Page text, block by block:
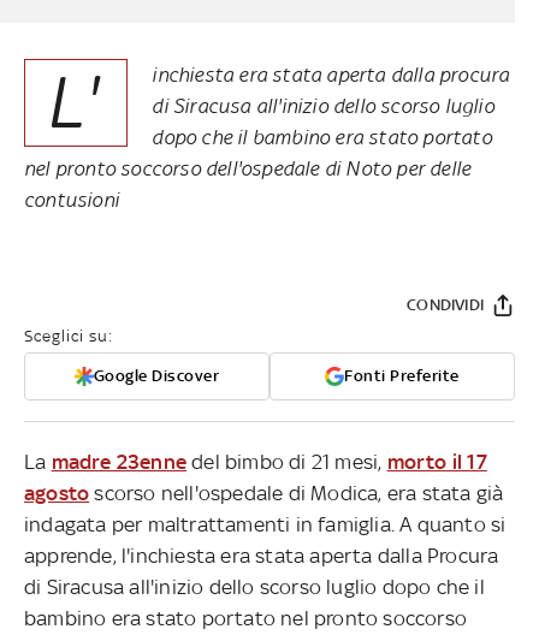
L'
inchiesta era stata aperta dalla procura
di Siracusa all'inizio dello scorso luglio
dopo che il bambino era stato portato
nel pronto soccorso dell'ospedale di Noto per delle
contusioni
Sceglici su:
Google Discover Fonti Preferite
CONDIVIDI
La madre 23enne del bimbo di 21 mesi, morto il 17
agosto scorso nell'ospedale di Modica, era stata già
indagata per maltrattamenti in famiglia. A quanto si
apprende, l'inchiesta era stata aperta dalla Procura
di Siracusa all'inizio dello scorso luglio dopo che il
bambino era stato portato nel pronto soccorso